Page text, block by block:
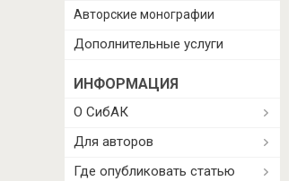
Авторские монографии
Дополнительные услуги
ИНФОРМАЦИЯ
О СибАК
Для авторов
Где опубликовать статью